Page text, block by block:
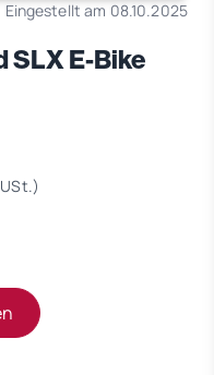
Eingestellt am 08.10.2025
SLX E-Bike
Tab)
Tab)